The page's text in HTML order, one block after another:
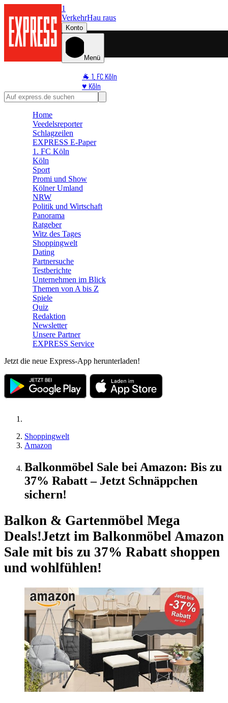
1
VerkehrHau raus
Konto
Menü
🐐 1. FC Köln
♥️ Köln
⭐ Promi
🛒 Shoppingwelt
Home
Veedelsreporter
Schlagzeilen
EXPRESS E-Paper
1. FC Köln
Köln
Sport
Promi und Show
Kölner Umland
NRW
Politik und Wirtschaft
Panorama
Ratgeber
Witz des Tages
Shoppingwelt
Dating
Partnersuche
Testberichte
Unternehmen im Blick
Themen von A bis Z
Spiele
Quiz
Redaktion
Newsletter
Unsere Partner
EXPRESS Service
Jetzt die neue Express-App herunterladen!
Shoppingwelt
Amazon
Balkonmöbel Sale bei Amazon: Bis zu
37% Rabatt – Jetzt Schnäppchen
sichern!
Balkon & Gartenmöbel Mega
Deals!Jetzt im Balkonmöbel Amazon
Sale mit bis zu 37% Rabatt shoppen
und wohlfühlen!